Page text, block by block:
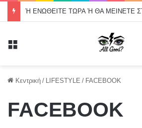
Κεντρική / LIFESTYLE / FACEBOOK
FACEBOOK